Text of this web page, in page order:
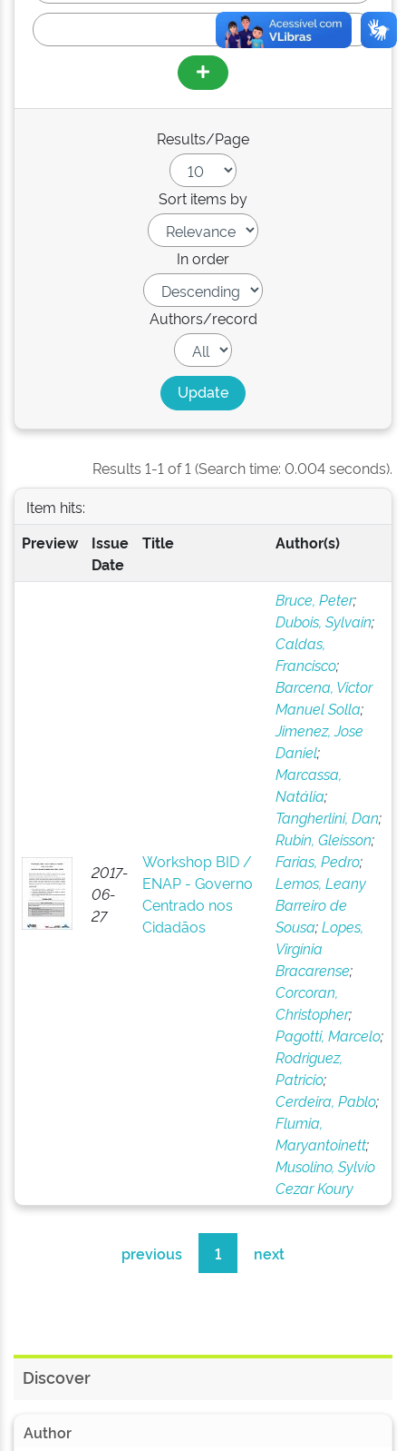
Results/Page
Sort items by
In order
Authors/record
Results 1-1 of 1 (Search time: 0.004 seconds).
Item hits:
Preview
Issue
Date
Title Author(s)
2017-
06-
27
Workshop BID /
ENAP - Governo
Centrado nos
Cidadãos
Bruce, Peter;
Dubois, Sylvain;
Caldas,
Francisco;
Barcena, Victor
Manuel Solla;
Jimenez, Jose
Daniel;
Marcassa,
Natália;
Tangherlini, Dan;
Rubin, Gleisson;
Farias, Pedro;
Lemos, Leany
Barreiro de
Sousa;Lopes,
Virgínia
Bracarense;
Corcoran,
Christopher;
Pagotti, Marcelo;
Rodriguez,
Patricio;
Cerdeira, Pablo;
Flumia,
Maryantoinett;
Musolino, Sylvio
Cezar Koury
previous 1 next
Discover
Author